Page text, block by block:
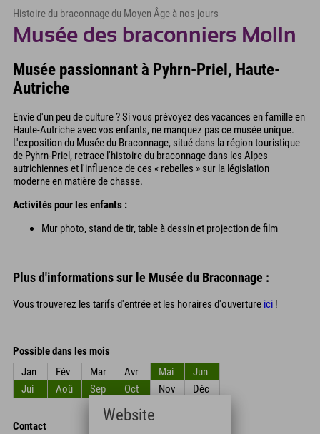
Histoire du braconnage du Moyen Âge à nos jours
Musée des braconniers Molln
Musée passionnant à Pyhrn-Priel, Haute-
Autriche
Envie d'un peu de culture ? Si vous prévoyez des vacances en famille en
Haute-Autriche avec vos enfants, ne manquez pas ce musée unique.
L'exposition du Musée du Braconnage, situé dans la région touristique
de Pyhrn-Priel, retrace l'histoire du braconnage dans les Alpes
autrichiennes et l'influence de ces « rebelles » sur la législation
moderne en matière de chasse.
Activités pour les enfants :
Mur photo, stand de tir, table à dessin et projection de film
Plus d'informations sur le Musée du Braconnage :
Vous trouverez les tarifs d'entrée et les horaires d'ouverture ici !
Possible dans les mois
Jan
Fév Mar Avr Mai
Jun
Jui
Aoû Sep Oct Nov Déc
Contact
Website